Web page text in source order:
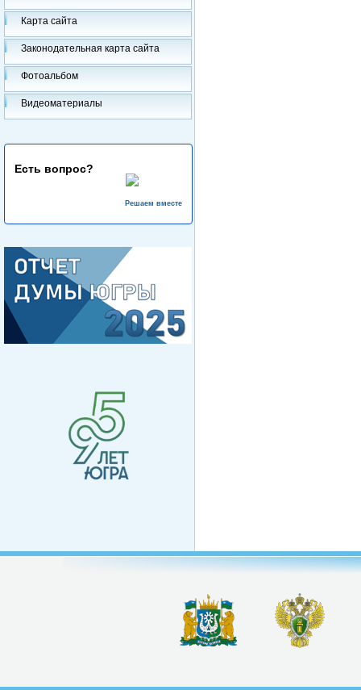
Карта сайта
Законодательная карта сайта
Фотоальбом
Видеоматериалы
Есть вопрос?
Решаем вместе